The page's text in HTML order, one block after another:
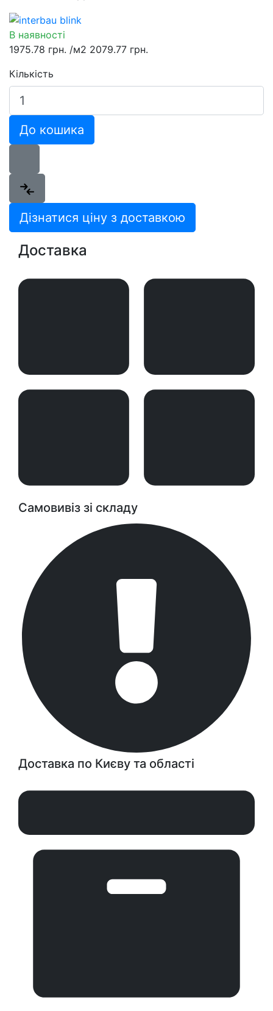
В наявності
1975.78 грн. /м2 2079.77 грн.
Кількість
До кошика
Дізнатися ціну з доставкою
Доставка
Самовивіз зі складу
Доставка по Києву та області